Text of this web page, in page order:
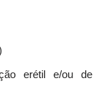
erétil e/ou de